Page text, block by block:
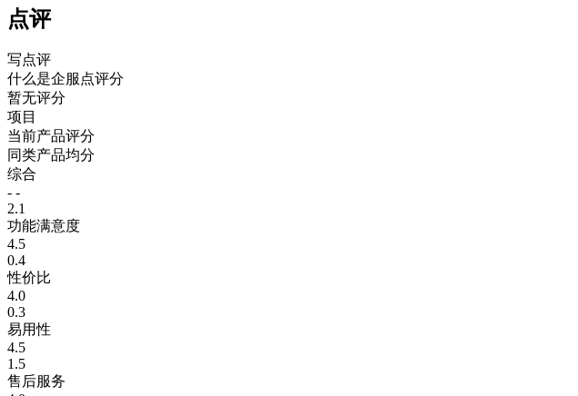
点评
写点评
什么是企服点评分
暂无评分
项目
当前产品评分
同类产品均分
综合
- -
2.1
功能满意度
4.5
0.4
性价比
4.0
0.3
易用性
4.5
1.5
售后服务